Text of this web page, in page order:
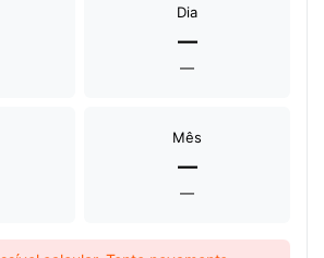
Dia
—
—
Mês
—
—